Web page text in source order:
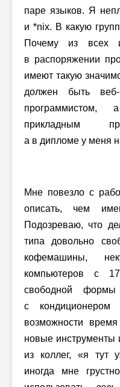
паре языков. Я
и *nix. В какую
Почему из всех
в распоряжении
имеют такую
должен быть
прикладным
а в дипломе у меня
Мне повезло с
описать, чем
Подозреваю, что
типа довольно
кофемашины,
компьютеров с
свободной
с
возможности
новые инструменты
из коллег, «я тут
иногда мне